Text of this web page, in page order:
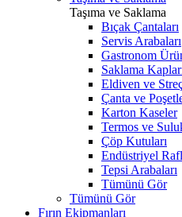
Taşıma ve Saklama
Bıçak Çantaları
Servis Arabaları
Gastronom
Saklama
Eldiven ve
Çanta ve
Karton Kaseler
Termos ve
Çöp Kutuları
Endüstriyel
Tepsi Arabaları
Tümünü Gör
Tümünü Gör
Fırın Ekipmanları